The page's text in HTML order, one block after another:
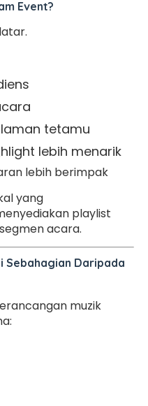
Event?
tetamu
lebih menarik
lebih berimpak
yang
playlist
acara.
Sebahagian Daripada
muzik